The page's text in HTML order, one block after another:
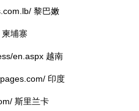
黎巴嫩
埔寨
en.aspx 越南
印度
斯里兰卡